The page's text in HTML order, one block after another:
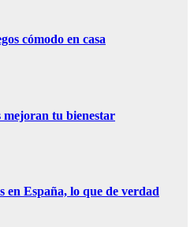
cómodo en casa
mejoran tu bienestar
en España, lo que de verdad